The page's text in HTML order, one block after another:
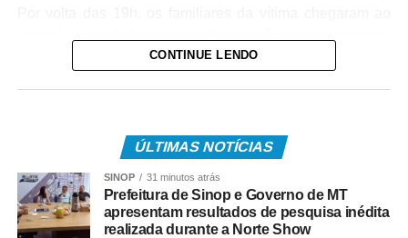
um quadro de obstrução das vias aéreas com leite
Após o atendimento inicial, o bebê foi levado ao Hospital
Regional, acompanhado da mãe, onde permaneceu sob
os cuidados da equipe médica. A bebê foi atendida pela
pediatra de plantão, que deu continuidade às avaliações
CONTINUE LENDO
ÚLTIMAS NOTÍCIAS
SINOP 31 minutos atrás
Prefeitura de Sinop e Governo de MT
apresentam resultados de pesquisa inédita
realizada durante a Norte Show